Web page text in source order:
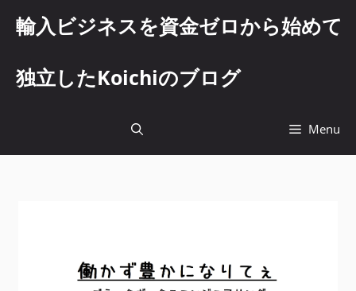
輸入ビジネスを資金ゼロから始めて
独立したKoichiのブログ
Menu